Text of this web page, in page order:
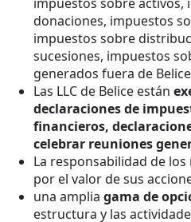
impuestos sobre activos,
donaciones, impuestos
impuestos sobre
sucesiones, impuestos
generados fuera de Belice
Las LLC de Belice están
declaraciones de
financieros,
celebrar reuniones
La responsabilidad de
por el valor de sus
una amplia gama de
estructura y las